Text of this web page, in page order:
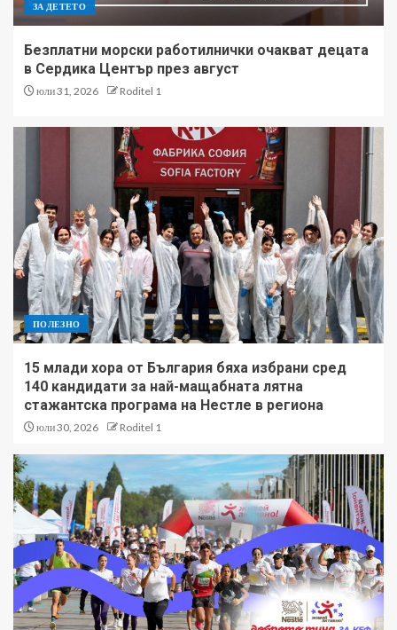
ЗА ДЕТЕТО
Безплатни морски работилнички очакват децата
в Сердика Център през август
юли 31, 2026 Roditel 1
ПОЛЕЗНО
15 млади хора от България бяха избрани сред
140 кандидати за най-мащабната лятна
стажантска програма на Нестле в региона
юли 30, 2026 Roditel 1